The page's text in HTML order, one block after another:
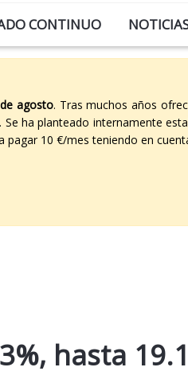
CONTINUO
agosto. Tras muchos años
ha planteado internamente
10 €/mes teniendo en
hasta